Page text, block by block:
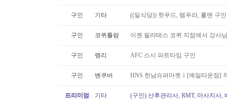
구인 기타 ((일식당)) 핫푸드, 템푸라, 롤맨 구
구인 코퀴틀람 이젠 필라테스 코퀴 지점에서 강사
구인 랭리 AFC 스시 파트타임 구인
구인 밴쿠버 HNS 한남슈퍼마켓ㅣ[예일타운점]
프리미엄 기타 (구인) 산후관리사, RMT, 마사지사,